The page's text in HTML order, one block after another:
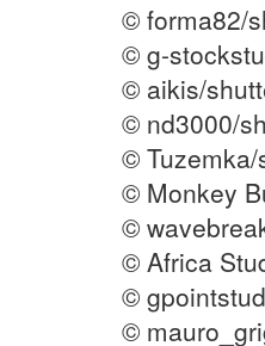
© forma82/
© g-
© aikis/
© nd3000/
©
© Monkey
©
© Africa
©
©